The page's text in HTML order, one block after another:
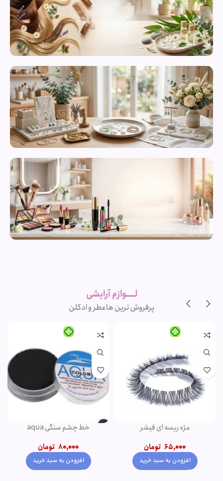
محصولات
مراقبت از
پوست
برندلــــوازم آرایشی
پرفروش ترین هاعطر و ادکلن
مژه ریسه ای فیشر
65,000 تومان
افزودن به سبد خرید
خط چشم سنگی aqua
80,000 تومان
افزودن به سبد خرید